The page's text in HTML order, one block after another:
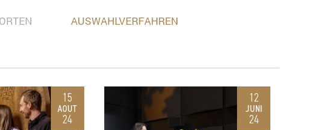
AUSWAHLVERFAHREN
15
AOUT
24
12
JUNI
24